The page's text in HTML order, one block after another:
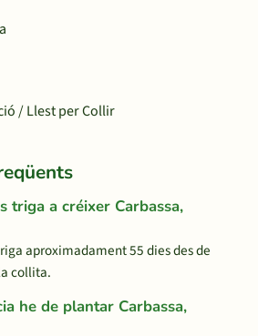
/ Llest per Collir
triga a créixer Carbassa,
aproximadament 55 dies des de
collita.
he de plantar Carbassa,